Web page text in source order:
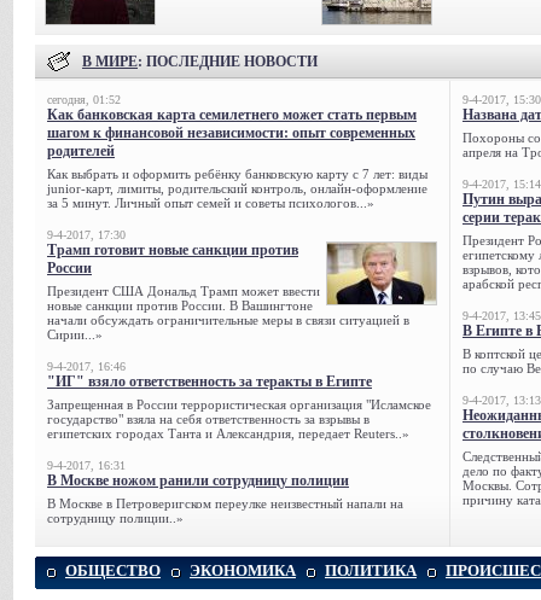
В МИРЕ: ПОСЛЕДНИЕ НОВОСТИ
сегодня, 01:52
Как банковская карта семилетнего может стать первым
шагом к финансовой независимости: опыт современных
родителей
Как выбрать и оформить ребёнку банковскую карту с 7 лет: виды
junior-карт, лимиты, родительский контроль, онлайн-оформление
за 5 минут. Личный опыт семей и советы психологов...»
9-4-2017, 17:30
Трамп готовит новые санкции против
России
Президент США Дональд Трамп может ввести
новые санкции против России. В Вашингтоне
начали обсуждать ограничительные меры в связи ситуацией в
Сирии...»
9-4-2017, 16:46
"ИГ" взяло ответственность за теракты в Египте
Запрещенная в России террористическая организация "Исламское
государство" взяла на себя ответственность за взрывы в
египетских городах Танта и Александрия, передает Reuters..»
9-4-2017, 16:31
В Москве ножом ранили сотрудницу полиции
В Москве в Петроверигском переулке неизвестный напали на
сотрудницу полиции..»
9-4-2017, 15:30
Названа
Похороны
апреля на
9-4-2017, 15:14
Путин
серии
Президент
египетскому
взрывов,
арабской
9-4-2017, 13:45
В Египте в
В коптской
по случаю
9-4-2017, 13:13
дело по
Москвы.
причину
ОБЩЕСТВО ЭКОНОМИКА ПОЛИТИКА